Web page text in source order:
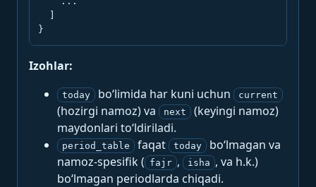
}
Izohlar:
today bo‘limida har kuni uchun current
(hozirgi namoz) va next
(keyingi namoz)
maydonlari to‘ldiriladi.
period_table faqat today
bo‘lmagan va
namoz-spesifik ( fajr , isha , va h.k.)
bo‘lmagan periodlarda chiqadi.